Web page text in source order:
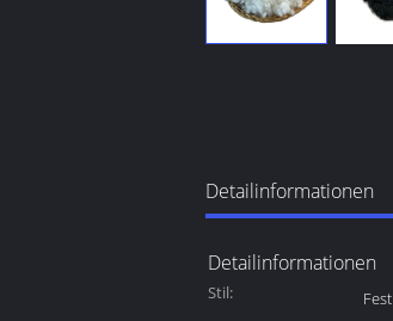
Detailinformationen
Detailinformationen
Stil: Fest